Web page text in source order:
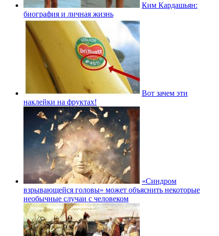
Ким Кардашьян:
биография и личная жизнь
Вот зачем эти
наклейки на фруктах!
«Синдром
взрывающейся головы» может объяснить некоторые
необычные случаи с человеком